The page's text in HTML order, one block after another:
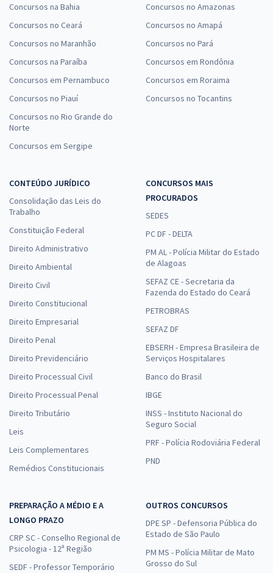
Concursos na Bahia
Concursos no Ceará
Concursos no Maranhão
Concursos na Paraíba
Concursos em Pernambuco
Concursos no Piauí
Concursos no Rio Grande do
Norte
Concursos em Sergipe
Concursos no Amazonas
Concursos no Amapá
Concursos no Pará
Concursos em Rondônia
Concursos em Roraima
Concursos no Tocantins
CONTEÚDO JURÍDICO
Consolidação das Leis do
Trabalho
Constituição Federal
Direito Administrativo
Direito Ambiental
Direito Civil
Direito Constitucional
Direito Empresarial
Direito Penal
Direito Previdenciário
Direito Processual Civil
Direito Processual Penal
Direito Tributário
Leis
Leis Complementares
Remédios Constitucionais
CONCURSOS MAIS
PROCURADOS
SEDES
PC DF - DELTA
PM AL - Polícia Militar do Estado
de Alagoas
SEFAZ CE - Secretaria da
Fazenda do Estado do Ceará
PETROBRAS
SEFAZ DF
EBSERH - Empresa Brasileira de
Serviços Hospitalares
Banco do Brasil
IBGE
INSS - Instituto Nacional do
Seguro Social
PRF - Polícia Rodoviária Federal
PND
PREPARAÇÃO A MÉDIO E A
LONGO PRAZO
CRP SC - Conselho Regional de
Psicologia - 12ª Região
SEDF - Professor Temporário
OUTROS CONCURSOS
DPE SP - Defensoria Pública do
Estado de São Paulo
PM MS - Polícia Militar de Mato
Grosso do Sul